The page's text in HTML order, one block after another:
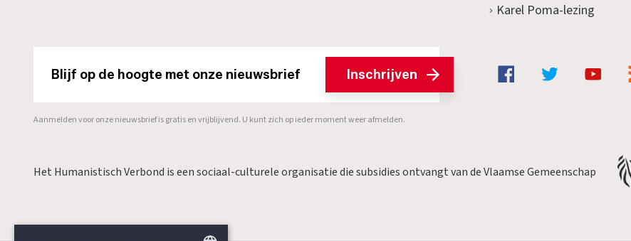
Karel Poma-lezing
Blijf op de hoogte met onze nieuwsbrief Inschrijven
Aanmelden voor onze nieuwsbrief is gratis en vrijblijvend. U kunt zich op ieder moment weer afmelden.
Het Humanistisch Verbond is een sociaal-culturele organisatie die subsidies ontvangt van de Vlaamse Gemeenschap